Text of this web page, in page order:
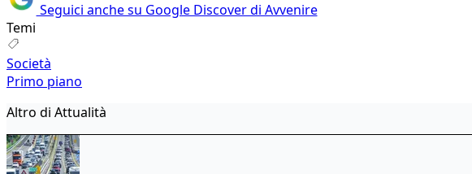
Seguici anche su Google Discover di Avvenire
Temi
Società
Primo piano
Altro di Attualità